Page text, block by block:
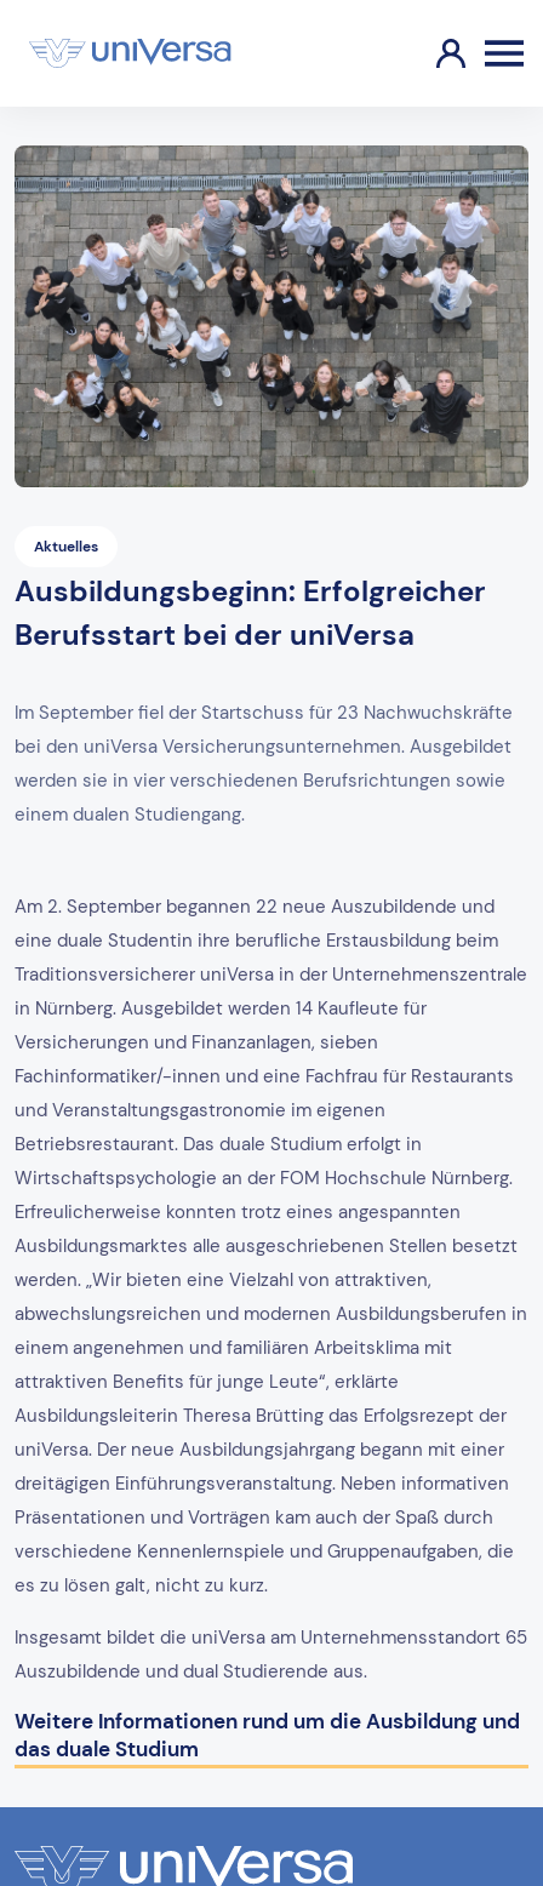
Aktuelles
Ausbildungsbeginn: Erfolgreicher
Berufsstart bei der uniVersa
Im September fiel der Startschuss für 23 Nachwuchskräfte
bei den uniVersa Versicherungsunternehmen. Ausgebildet
werden sie in vier verschiedenen Berufsrichtungen sowie
einem dualen Studiengang.
Am 2. September begannen 22 neue Auszubildende und
eine duale Studentin ihre berufliche Erstausbildung beim
Traditionsversicherer uniVersa in der Unternehmenszentrale
in Nürnberg. Ausgebildet werden 14 Kaufleute für
Versicherungen und Finanzanlagen, sieben
Fachinformatiker/-innen und eine Fachfrau für Restaurants
und Veranstaltungsgastronomie im eigenen
Betriebsrestaurant. Das duale Studium erfolgt in
Wirtschaftspsychologie an der FOM Hochschule Nürnberg.
Erfreulicherweise konnten trotz eines angespannten
Ausbildungsmarktes alle ausgeschriebenen Stellen besetzt
werden. „Wir bieten eine Vielzahl von attraktiven,
abwechslungsreichen und modernen Ausbildungsberufen in
einem angenehmen und familiären Arbeitsklima mit
attraktiven Benefits für junge Leute“, erklärte
Ausbildungsleiterin Theresa Brütting das Erfolgsrezept der
uniVersa. Der neue Ausbildungsjahrgang begann mit einer
dreitägigen Einführungsveranstaltung. Neben informativen
Präsentationen und Vorträgen kam auch der Spaß durch
verschiedene Kennenlernspiele und Gruppenaufgaben, die
es zu lösen galt, nicht zu kurz.
Insgesamt bildet die uniVersa am Unternehmensstandort 65
Auszubildende und dual Studierende aus.
Weitere Informationen rund um die Ausbildung und
das duale Studium